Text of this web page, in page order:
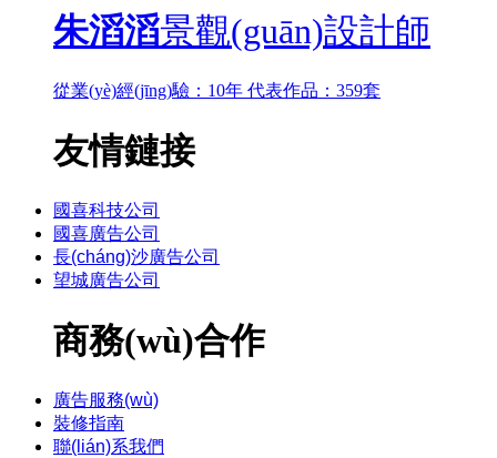
朱滔滔景觀(guān)設計師
從業(yè)經(jīng)驗：10年 代表作品：359套
友情鏈接
國喜科技公司
國喜廣告公司
長(cháng)沙廣告公司
望城廣告公司
商務(wù)合作
廣告服務(wù)
裝修指南
聯(lián)系我們